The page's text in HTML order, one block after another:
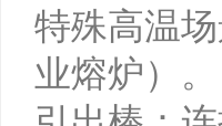
特殊高温
业熔炉）。